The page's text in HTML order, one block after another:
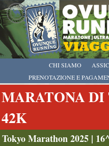
CHI SIAMO
PRENOTAZIONE E
MARATONA DI
42K
Tokyo Marathon 2025 |